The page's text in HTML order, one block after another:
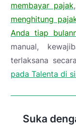
membayar pajak
menghitung
Anda tiap
manual,
terlaksana
pada Talenta di
Suka